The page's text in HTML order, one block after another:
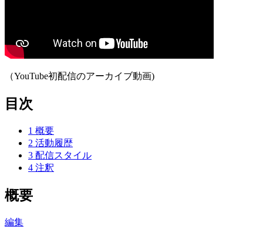
（YouTube初配信のアーカイブ動画)
目次
1 概要
2 活動履歴
3 配信スタイル
4 注釈
概要
編集